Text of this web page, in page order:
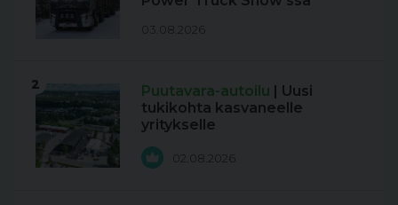
03.08.2026
2 Puutavara-autoilu | Uusi
tukikohta kasvaneelle
yritykselle
02.08.2026